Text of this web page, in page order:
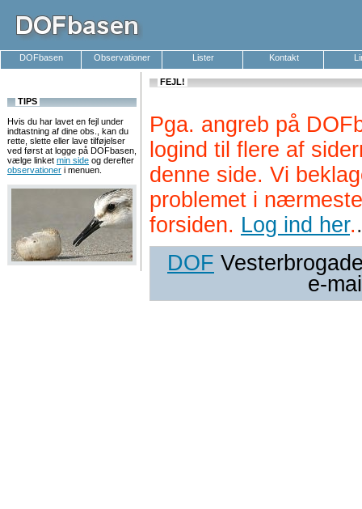
DOFbasen Observationer Lister Kontakt
TIPS
Hvis du har lavet en fejl under
indtastning af dine obs., kan du
rette, slette eller lave tilføjelser
ved først at logge på DOFbasen,
vælge linket min side og derefter
observationer i menuen.
FEJL!
Pga. angreb på
logind til flere af
denne side. Vi
problemet i
forsiden. Log ind her..
DOF
e-